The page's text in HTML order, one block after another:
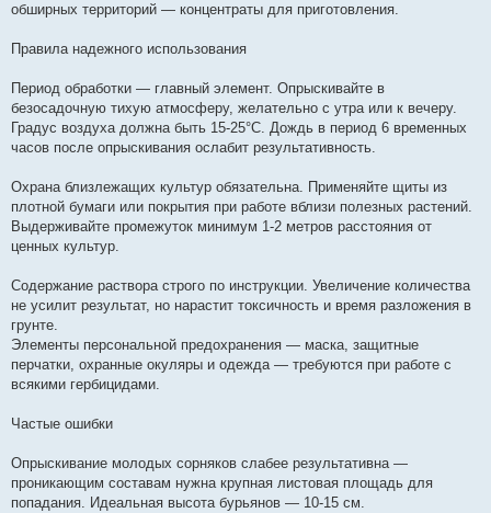
обширных территорий — концентраты для приготовления.
Правила надежного использования
Период обработки — главный элемент. Опрыскивайте в
безосадочную тихую атмосферу, желательно с утра или к вечеру.
Градус воздуха должна быть 15-25°C. Дождь в период 6 временных
часов после опрыскивания ослабит результативность.
Охрана близлежащих культур обязательна. Применяйте щиты из
плотной бумаги или покрытия при работе вблизи полезных растений.
Выдерживайте промежуток минимум 1-2 метров расстояния от
ценных культур.
Содержание раствора строго по инструкции. Увеличение количества
не усилит результат, но нарастит токсичность и время разложения в
грунте.
Элементы персональной предохранения — маска, защитные
перчатки, охранные окуляры и одежда — требуются при работе с
всякими гербицидами.
Частые ошибки
Опрыскивание молодых сорняков слабее результативна —
проникающим составам нужна крупная листовая площадь для
попадания. Идеальная высота бурьянов — 10-15 см.